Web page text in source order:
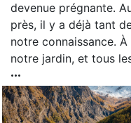
devenue prégnante.
près, il y a déjà tant
notre connaissance.
notre jardin, et tous